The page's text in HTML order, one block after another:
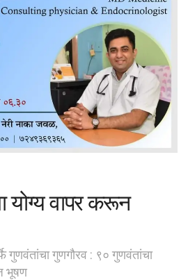
योग्य वापर करून
गुणवंतांचा गुणगौरव : ९० गुणवंतांचा
भूषण